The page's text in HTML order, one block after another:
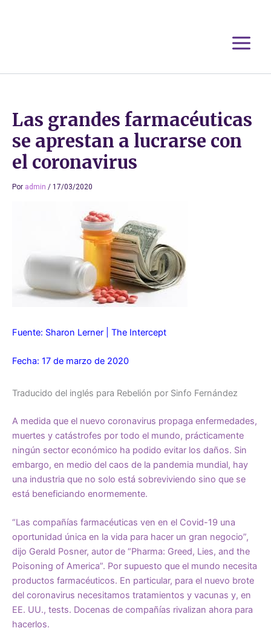
Las grandes farmacéuticas
se aprestan a lucrarse con
el coronavirus
Por admin / 17/03/2020
Fuente: Sharon Lerner | The Intercept
Fecha: 17 de marzo de 2020
Traducido del inglés para Rebelión por Sinfo Fernández
A medida que el nuevo coronavirus propaga enfermedades,
muertes y catástrofes por todo el mundo, prácticamente
ningún sector económico ha podido evitar los daños. Sin
embargo, en medio del caos de la pandemia mundial, hay
una industria que no solo está sobreviviendo sino que se
está beneficiando enormemente.
“Las compañías farmacéuticas ven en el Covid-19 una
oportunidad única en la vida para hacer un gran negocio”,
dijo Gerald Posner, autor de “Pharma: Greed, Lies, and the
Poisoning of America”. Por supuesto que el mundo necesita
productos farmacéuticos. En particular, para el nuevo brote
del coronavirus necesitamos tratamientos y vacunas y, en
EE. UU., tests. Docenas de compañías rivalizan ahora para
hacerlos.